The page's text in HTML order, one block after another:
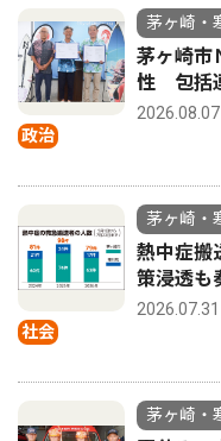
政治
茅ヶ崎・
茅ヶ崎市
性 包括
2026.08.07
社会
茅ヶ崎・
熱中症
策浸透も
2026.07.31
茅ヶ崎・